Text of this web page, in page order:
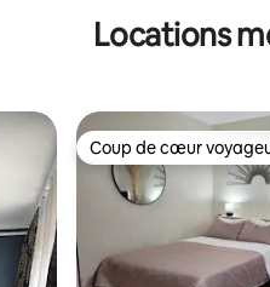
Locations
Coup de cœur
Coup de cœur